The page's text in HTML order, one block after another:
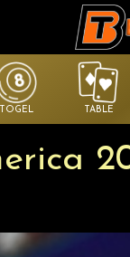
TOGEL TABLE